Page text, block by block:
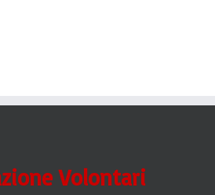
Volontari